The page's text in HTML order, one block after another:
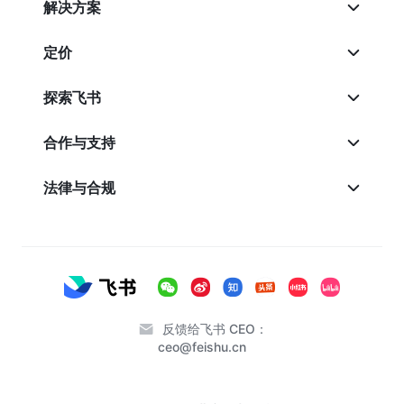
解决方案
定价
探索飞书
合作与支持
法律与合规
反馈给飞书 CEO：
ceo@feishu.cn